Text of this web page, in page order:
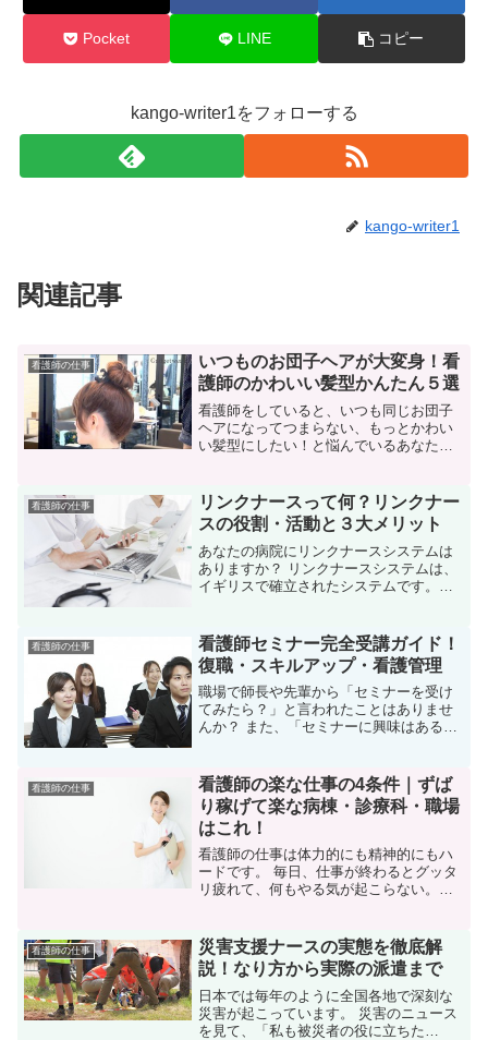
Pocket LINE コピー
kango-writer1をフォローする
kango-writer1
関連記事
看護師の仕事
いつものお団子ヘアが大変身！看
護師のかわいい髪型かんたん５選
看護師をしていると、いつも同じお団子
ヘアになってつまらない、もっとかわい
い髪型にしたい！と悩んでいるあなた
お団子ヘア」に挑戦してみませんか？
看護師の仕事
リンクナースって何？リンクナー
スの役割・活動と３大メリット
あなたの病院にリンクナースシステムは
ありますか？ リンクナースシステムは、
イギリスで確立されたシステムです。リ
で、専門チームから専門的な知識や技術
を学んで、それを所属す...
看護師の仕事
看護師セミナー完全受講ガイド！
復職・スキルアップ・看護管理
職場で師長や先輩から「セミナーを受け
てみたら？」と言われたことはありませ
んか？ また、「セミナーに興味はあるけ
か、いまいち具体的にわからない」とい
う看護師さんも多いと思...
看護師の仕事
看護師の楽な仕事の4条件｜ずば
り稼げて楽な病棟・診療科・職場
はこれ！
看護師の仕事は体力的にも精神的にもハ
ードです。 毎日、仕事が終わるとグッタ
リ疲れて、何もやる気が起こらない。精
看護師の仕事
災害支援ナースの実態を徹底解
説！なり方から実際の派遣まで
日本では毎年のように全国各地で深刻な
災害が起こっています。 災害のニュース
を見て、「私も被災者の役に立ちた